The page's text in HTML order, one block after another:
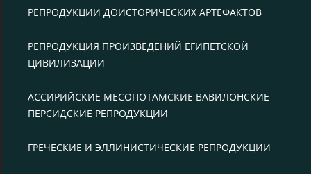
РЕПРОДУКЦИИ ДОИСТОРИЧЕСКИХ АРТЕФАКТОВ
РЕПРОДУКЦИЯ ПРОИЗВЕДЕНИЙ ЕГИПЕТСКОЙ
ЦИВИЛИЗАЦИИ
АССИРИЙСКИЕ МЕСОПОТАМСКИЕ ВАВИЛОНСКИЕ
ПЕРСИДСКИЕ РЕПРОДУКЦИИ
ГРЕЧЕСКИЕ И ЭЛЛИНИСТИЧЕСКИЕ РЕПРОДУКЦИИ